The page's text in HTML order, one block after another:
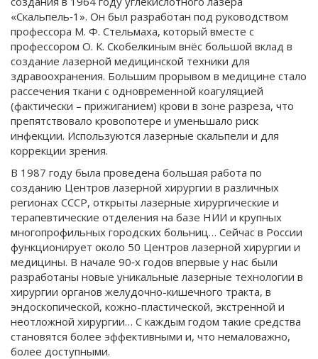
«Скальпель‑1». Он был разработан под руководством
профессора М. Ф. Стельмаха, который вместе с
профессором О. К. Скобелкиным внёс большой вклад в
создание лазерной медицинской техники для
здравоохранения. Большим прорывом в медицине стало
рассечения ткани с одновременной коагуляцией
(фактически – прижиганием) крови в зоне разреза, что
препятствовало кровопотере и уменьшало риск
инфекции. Используются лазерные скальпели и для
коррекции зрения.
В 1987 году была проведена большая работа по
созданию Центров лазерной хирургии в различных
регионах СССР, открыты лазерные хирургические и
терапевтические от­деления на базе НИИ и крупных
многопрофильных городских больниц… Сейчас в России
функционирует около 50 Центров лазерной хирургии и
медицины. В начале 90‑х годов впервые у нас были
разработаны новые уникальные лазерные технологии в
хирургии органов желудочно-кишечного тракта, в
эндоскопической, кожно-пластической, экстренной и
неотложной хирургии… С каждым годом такие средства
становятся более эффективными и, что немаловажно,
более доступными.